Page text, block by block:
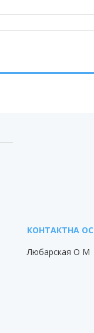
Любарская О М